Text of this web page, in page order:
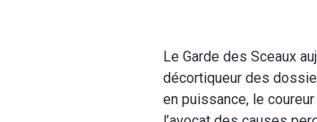
Le Garde des Sceaux
décortiqueur des
en puissance, le